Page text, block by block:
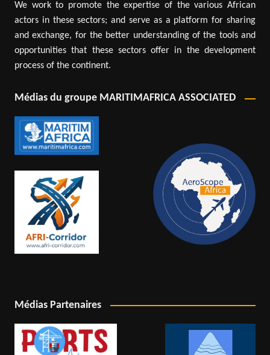
We work to promote the expertise of the various African
actors in these sectors; and serve as a platform for sharing
and exchange, for the better understanding of the tools and
opportunities that these sectors offer in the development
process of the continent.
Médias du groupe MARITIMAFRICA ASSOCIATED
Médias Partenaires